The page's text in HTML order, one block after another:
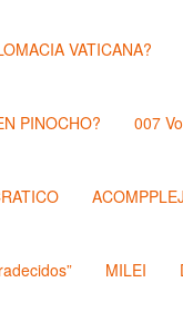
VATICANA?
PINOCHO? 007
MILEI